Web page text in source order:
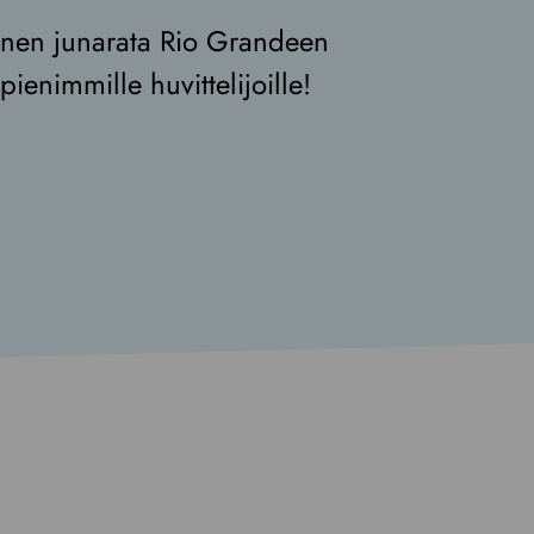
junarata Rio Grandeen
huvittelijoille!